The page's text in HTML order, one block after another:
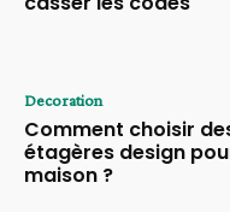
Decoration
Comment choisir
étagères design
maison ?